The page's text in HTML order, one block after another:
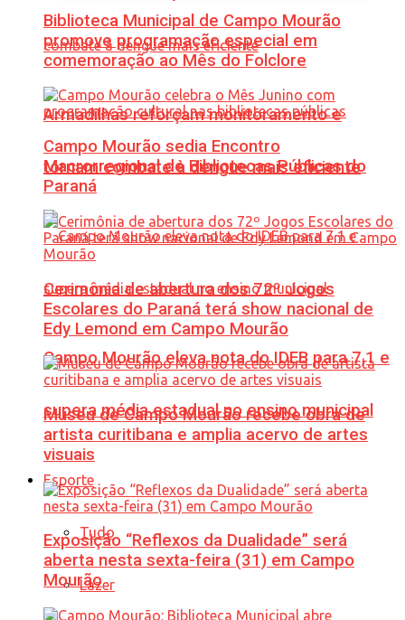
Armadilhas reforçam monitoramento e
tornam combate à dengue mais eficiente
Campo Mourão eleva nota do IDEB para 7,1 e
supera média estadual no ensino municipal
Esporte
Tudo
Lazer
Biblioteca Municipal de Campo Mourão
promove programação especial em
comemoração ao Mês do Folclore
Campo Mourão sedia Encontro
Macrorregional de Bibliotecas Públicas do
Paraná
Cerimônia de abertura dos 72º Jogos
Escolares do Paraná terá show nacional de
Edy Lemond em Campo Mourão
Museu de Campo Mourão recebe obra de
artista curitibana e amplia acervo de artes
visuais
Exposição “Reflexos da Dualidade” será
aberta nesta sexta-feira (31) em Campo
Mourão